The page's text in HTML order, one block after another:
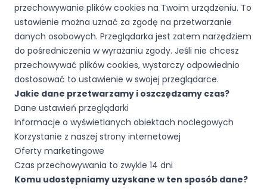
przechowywanie plików cookies na Twoim urządzeniu. To
ustawienie można uznać za zgodę na przetwarzanie
danych osobowych. Przeglądarka jest zatem narzędziem
do pośredniczenia w wyrażaniu zgody. Jeśli nie chcesz
przechowywać plików cookies, wystarczy odpowiednio
dostosować to ustawienie w swojej przeglądarce.
Jakie dane przetwarzamy i oszczędzamy czas?
Dane ustawień przeglądarki
Informacje o wyświetlanych obiektach noclegowych
Korzystanie z naszej strony internetowej
Oferty marketingowe
Czas przechowywania to zwykle 14 dni
Komu udostępniamy uzyskane w ten sposób dane?